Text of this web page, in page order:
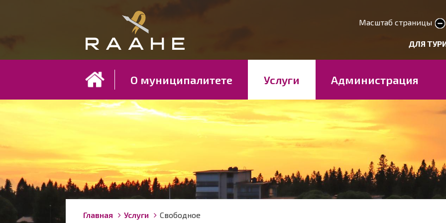
Масштаб страницы
smaller text
larger
ДЛЯ
О муниципалитете Услуги Администрация
Строка
You
Главная Услуги Свободное